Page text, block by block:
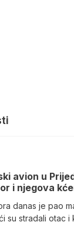
avion u
i njegova
danas je pao
su stradali otac i